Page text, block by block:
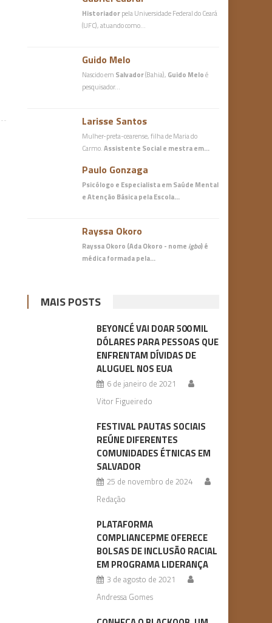
Historiadorpela Universidade Federal do Ceará
(UFC), atuando como…
Guido Melo
Nascido em Salvador(Bahia), Guido Meloé
pesquisador…
Larisse Santos
Mulher-preta-cearense, filha de Maria do
Carmo.Assistente Social e mestra em…
Paulo Gonzaga
Psicólogo e Especialista em Saúde Mental
e Atenção Básicapela Escola…
Rayssa Okoro
Rayssa Okoro (Ada Okoro - nome igbo) é
médicaformada pela…
MAIS POSTS
BEYONCÉ VAI DOAR 500 MIL
DÓLARES PARA PESSOAS QUE
ENFRENTAM DÍVIDAS DE
ALUGUEL NOS EUA
6 de janeiro de 2021
Vitor Figueiredo
FESTIVAL PAUTAS SOCIAIS
REÚNE DIFERENTES
COMUNIDADES ÉTNICAS EM
SALVADOR
25 de novembro de 2024
Redação
PLATAFORMA
COMPLIANCEPME OFERECE
BOLSAS DE INCLUSÃO RACIAL
EM PROGRAMA LIDERANÇA
3 de agosto de 2021
Andressa Gomes